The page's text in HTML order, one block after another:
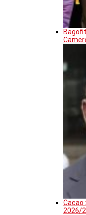
Cacao
2026/